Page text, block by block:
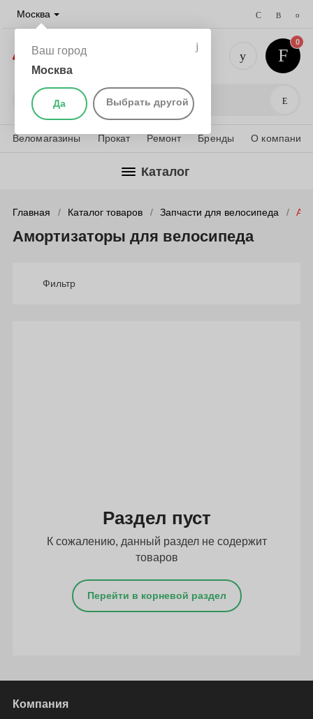
Москва
Ваш город
Москва
Да Выбрать другой Поиск
+7 (495)
0
Веломагазины Прокат Ремонт Бренды О компании
Каталог
Главная Каталог товаров Запчасти для велосипеда
Амортизаторы для велосипеда
Фильтр
Раздел пуст
К сожалению, данный раздел не содержит
товаров
Перейти в корневой раздел
Компания